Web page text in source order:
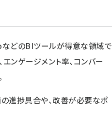
どのBIツールが得意な領域で
ンゲージメント率、コンバー
の進捗具合や、改善が必要なポ